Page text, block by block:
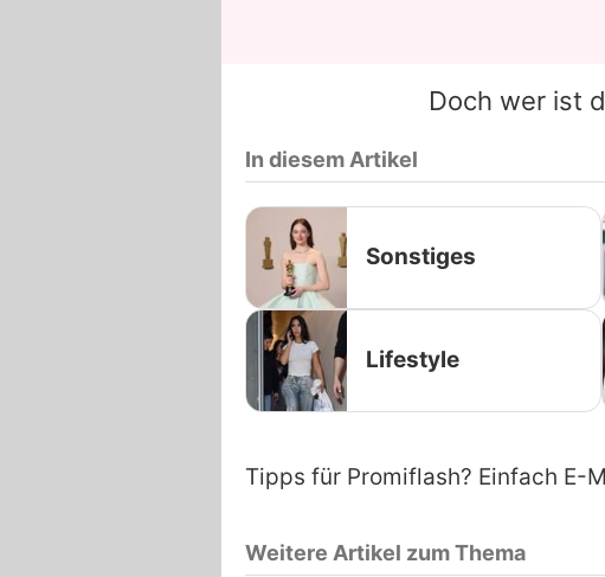
Doch wer ist
In diesem Artikel
Sonstiges
Lifestyle
Tipps für Promiflash? Einfach E-
Weitere Artikel zum Thema